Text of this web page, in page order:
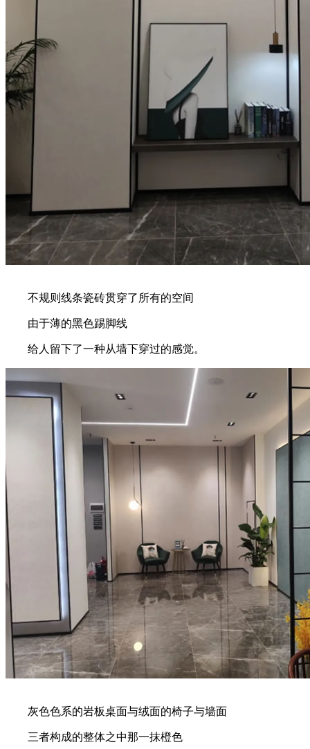
不规则线条瓷砖贯穿了所有的空间
由于薄的黑色踢脚线
给人留下了一种从墙下穿过的感觉。
灰色色系的岩板桌面与绒面的椅子与墙面
三者构成的整体之中那一抹橙色